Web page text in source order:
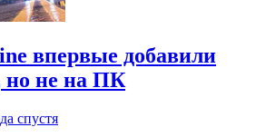
впервые добавили
не на ПК
спустя